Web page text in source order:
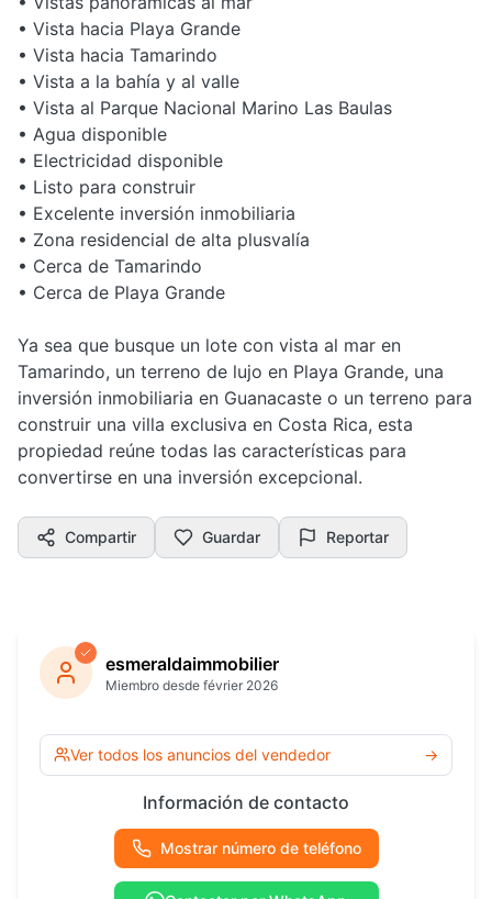
• Vista hacia Playa Grande
• Vista hacia Tamarindo
• Vista a la bahía y al valle
• Vista al Parque Nacional Marino Las Baulas
• Agua disponible
• Electricidad disponible
• Listo para construir
• Excelente inversión inmobiliaria
• Zona residencial de alta plusvalía
• Cerca de Tamarindo
• Cerca de Playa Grande
Ya sea que busque un lote con vista al mar en
Tamarindo, un terreno de lujo en Playa Grande, una
inversión inmobiliaria en Guanacaste o un terreno para
construir una villa exclusiva en Costa Rica, esta
propiedad reúne todas las características para
convertirse en una inversión excepcional.
Compartir Guardar Reportar
esmeraldaimmobilier
Miembro desde février 2026
Ver todos los anuncios del vendedor →
Información de contacto
Mostrar número de teléfono